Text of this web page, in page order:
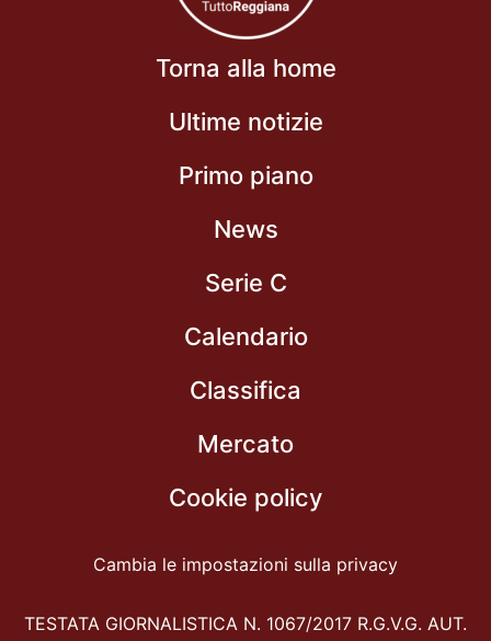
Torna alla home
Ultime notizie
Primo piano
News
Serie C
Calendario
Classifica
Mercato
Cookie policy
Cambia le impostazioni sulla privacy
TESTATA GIORNALISTICA N. 1067/2017 R.G.V.G. AUT.